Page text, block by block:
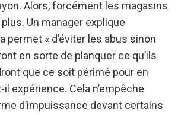
Alors, forcément les magasins
Un manager explique
permet « d’éviter les abus sinon
en sorte de planquer ce qu’ils
que ce soit périmé pour en
expérience. Cela n’empêche
d’impuissance devant certains